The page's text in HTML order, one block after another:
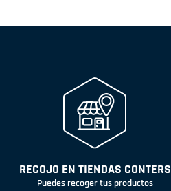
RECOJO EN TIENDAS CONTERS
Puedes recoger tus productos